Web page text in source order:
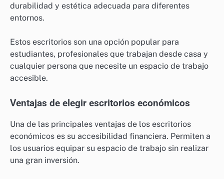
durabilidad y estética adecuada para diferentes
entornos.
Estos escritorios son una opción popular para
estudiantes, profesionales que trabajan desde casa y
cualquier persona que necesite un espacio de trabajo
accesible.
Ventajas de elegir escritorios económicos
Una de las principales ventajas de los escritorios
económicos es su accesibilidad financiera. Permiten a
los usuarios equipar su espacio de trabajo sin realizar
una gran inversión.